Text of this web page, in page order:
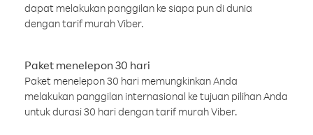
dapat melakukan panggilan ke siapa pun di dunia
dengan tarif murah Viber.
Paket menelepon 30 hari
Paket menelepon 30 hari memungkinkan Anda
melakukan panggilan internasional ke tujuan pilihan Anda
untuk durasi 30 hari dengan tarif murah Viber.